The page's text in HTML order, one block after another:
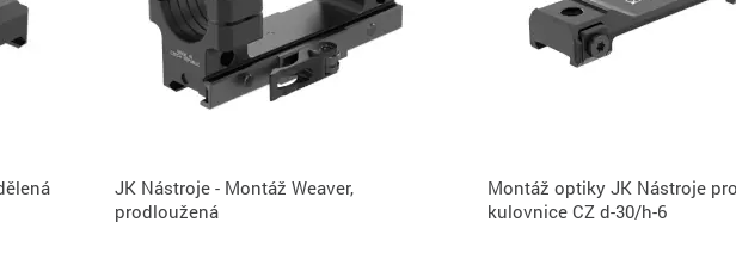
JK Nástroje - Montáž Weaver,
prodloužená
Montáž optiky JK Nástroje pro
kulovnice CZ d-30/h-6